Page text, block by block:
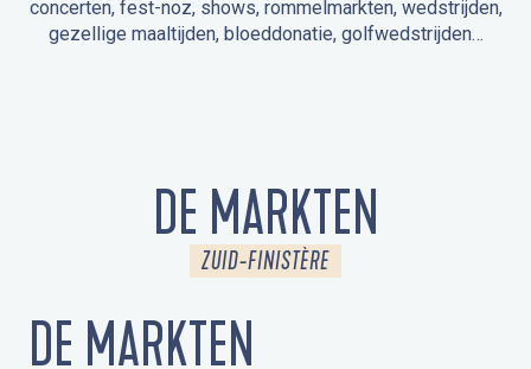
concerten, fest-noz, shows, rommelmarkten, wedstrijden,
gezellige maaltijden, bloeddonatie, golfwedstrijden…
DE MARKTEN
ZUID-FINISTÈRE
DE MARKTEN